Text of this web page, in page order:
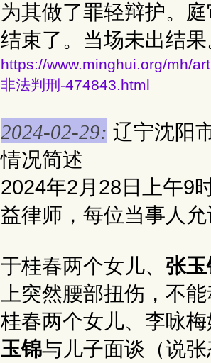
为其做了罪轻辩护。
结束了。当场未出结
https://www.minghui.org/mh/
非法判刑-474843.html
2024-02-29: 辽宁沈阳
情况简述
2024年2月28日上午9
益律师，每位当事人
于桂春两个女儿、 张
上突然腰部扭伤，不
桂春两个女儿、李咏
玉锦与儿子面谈（说